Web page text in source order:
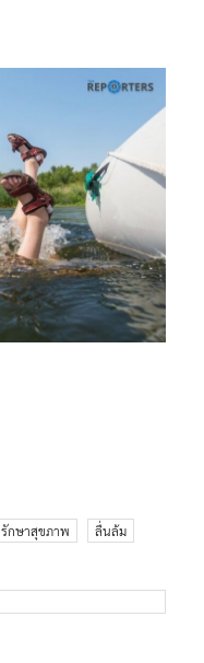
รักษาสุขภาพ ลื่นล้ม